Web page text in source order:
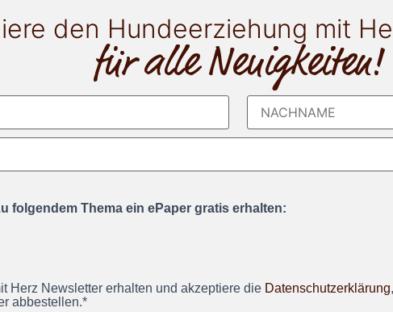
den Hundeerziehung mit
für alle Neuigkeiten!
folgendem Thema ein ePaper gratis erhalten:
Herz Newsletter erhalten und akzeptiere die Datenschutzerklärung
abbestellen.*